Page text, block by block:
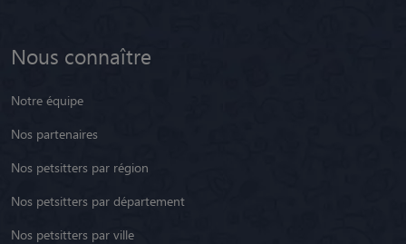
Nous connaître
Notre équipe
Nos partenaires
Nos petsitters par région
Nos petsitters par département
Nos petsitters par ville